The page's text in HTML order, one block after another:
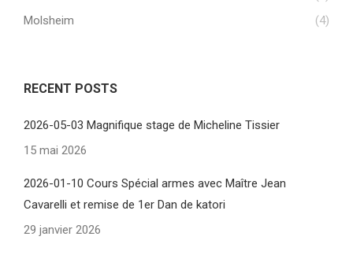
Molsheim
(4)
RECENT POSTS
2026-05-03 Magnifique stage de Micheline Tissier
15 mai 2026
2026-01-10 Cours Spécial armes avec Maître Jean
Cavarelli et remise de 1er Dan de katori
29 janvier 2026